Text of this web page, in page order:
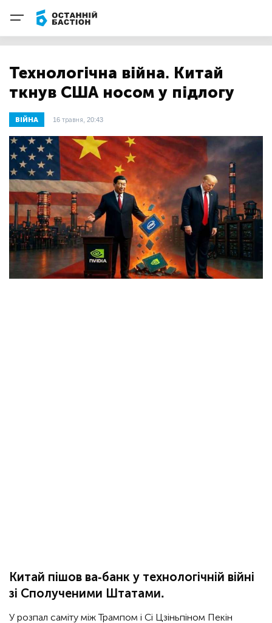
Технологічна війна. Китай
ткнув США носом у підлогу
ВІЙНА 16 травня, 20:43
Китай пішов ва-банк у технологічній війні
зі Сполученими Штатами.
У розпал саміту між Трампом і Сі Цзіньпіном Пекін